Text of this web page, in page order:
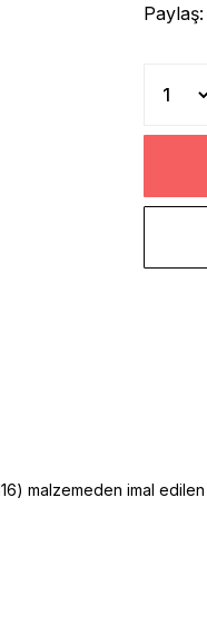
Paylaş:
malzemeden imal